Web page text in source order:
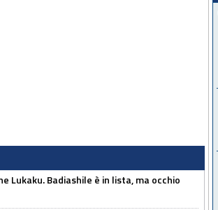
Lukaku. Badiashile è in lista, ma occhio